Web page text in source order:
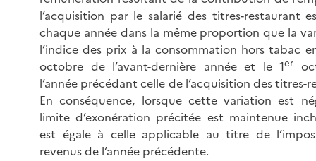
l’acquisition par le salarié des titres-restaurant
chaque année dans la même proportion que la
l’indice des prix à la consommation hors tabac
octobre de l’avant-dernière année et le 1er
l’année précédant celle de l’acquisition des titres-
En conséquence, lorsque cette variation est
limite d’exonération précitée est maintenue
est égale à celle applicable au titre de
revenus de l’année précédente.